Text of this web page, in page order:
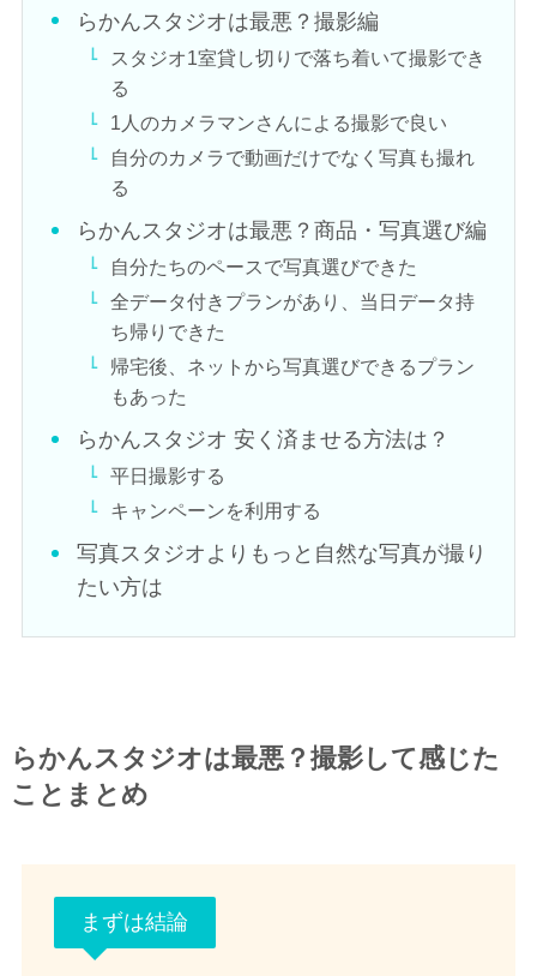
らかんスタジオは最悪？撮影編
スタジオ1室貸し切りで落ち着いて撮影でき
る
1人のカメラマンさんによる撮影で良い
自分のカメラで動画だけでなく写真も撮れ
る
らかんスタジオは最悪？商品・写真選び編
自分たちのペースで写真選びできた
全データ付きプランがあり、当日データ持
ち帰りできた
帰宅後、ネットから写真選びできるプラン
もあった
らかんスタジオ 安く済ませる方法は？
平日撮影する
キャンペーンを利用する
写真スタジオよりもっと自然な写真が撮り
たい方は
らかんスタジオは最悪？撮影して感じた
ことまとめ
まずは結論